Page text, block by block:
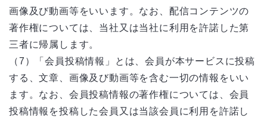
画像及び動画等をいいます。なお、配信コンテンツの
著作権については、当社又は当社に利用を許諾した第
三者に帰属します。
（7）「会員投稿情報」とは、会員が本サービスに投稿
する、文章、画像及び動画等を含む一切の情報をいい
ます。なお、会員投稿情報の著作権については、会員
投稿情報を投稿した会員又は当該会員に利用を許諾し